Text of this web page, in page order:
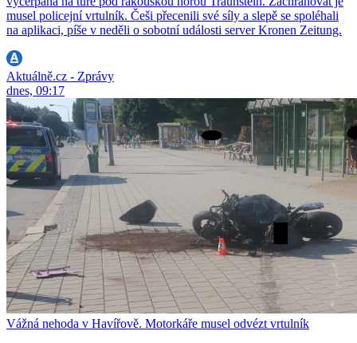
musel policejní vrtulník. Češi přecenili své síly a slepě se spoléhali
na aplikaci, píše v neděli o sobotní události server Kronen Zeitung.
Aktuálně.cz - Zprávy
dnes, 09:17
Vážná nehoda v Havířově. Motorkáře musel odvézt vrtulník